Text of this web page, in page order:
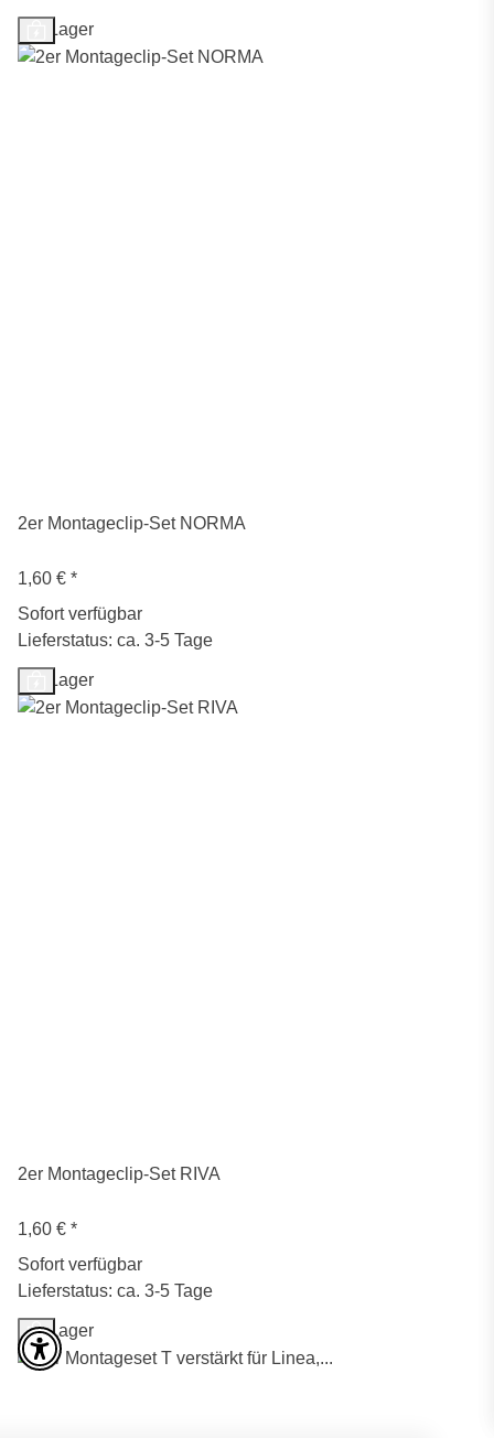
Auf Lager
2er Montageclip-Set NORMA
1,60 € *
Sofort verfügbar
Lieferstatus: ca. 3-5 Tage
Auf Lager
2er Montageclip-Set RIVA
1,60 € *
Sofort verfügbar
Lieferstatus: ca. 3-5 Tage
Auf Lager